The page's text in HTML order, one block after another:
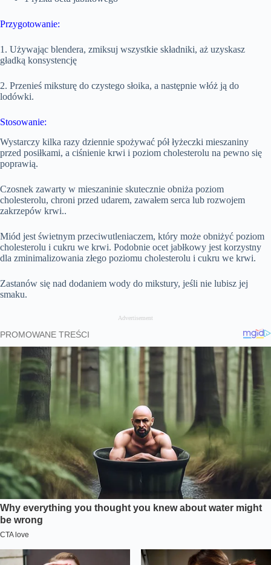
Przygotowanie:
1. Używając blendera, zmiksuj wszystkie składniki, aż uzyskasz
gładką konsystencję
2. Przenieś miksturę do czystego słoika, a następnie włóż ją do
lodówki.
Stosowanie:
Wystarczy kilka razy dziennie spożywać pół łyżeczki mieszaniny
przed posiłkami, a ciśnienie krwi i poziom cholesterolu na pewno się
poprawią.
Czosnek zawarty w mieszaninie skutecznie obniża poziom
cholesterolu, chroni przed udarem, zawałem serca lub rozwojem
zakrzepów krwi..
Miód jest świetnym przeciwutleniaczem, który może obniżyć poziom
cholesterolu i cukru we krwi. Podobnie ocet jabłkowy jest korzystny
dla zminimalizowania złego poziomu cholesterolu i cukru we krwi.
Zastanów się nad dodaniem wody do mikstury, jeśli nie lubisz jej
smaku.
Advertisement